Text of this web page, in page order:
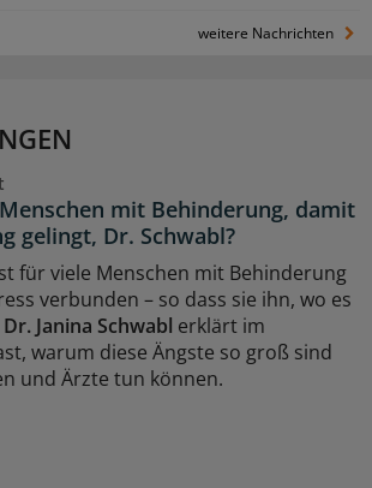
weitere Nachrichten
mit Behinderung, damit
gelingt, Dr. Schwabl?
für viele Menschen mit Behinderung
verbunden – so dass sie ihn, wo es
Dr. Janina Schwabl erklärt im
warum diese Ängste so groß sind
und Ärzte tun können.